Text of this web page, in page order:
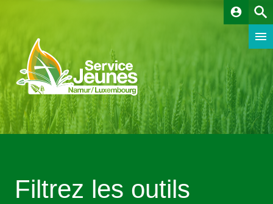
account_circle
Filtrez les outils